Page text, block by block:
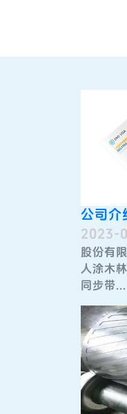
公司介
2023-
股份有
人涂木
同步带...